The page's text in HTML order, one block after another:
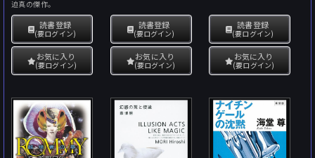
迫真の傑作。
読書登録
(要ログイン)
お気に入り
(要ログイン)
読書登録
(要ログイン)
お気に入り
(要ログイン)
読書登録
(要ログイン)
お気に入り
(要ログイン)